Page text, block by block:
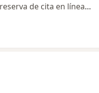
Este especialista no ofrece reserva de cita en línea en esta dirección.